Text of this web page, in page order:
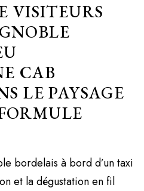
VISITEURS
CAB
LE PAYSAGE
bordelais à bord d’un taxi
et la dégustation en fil